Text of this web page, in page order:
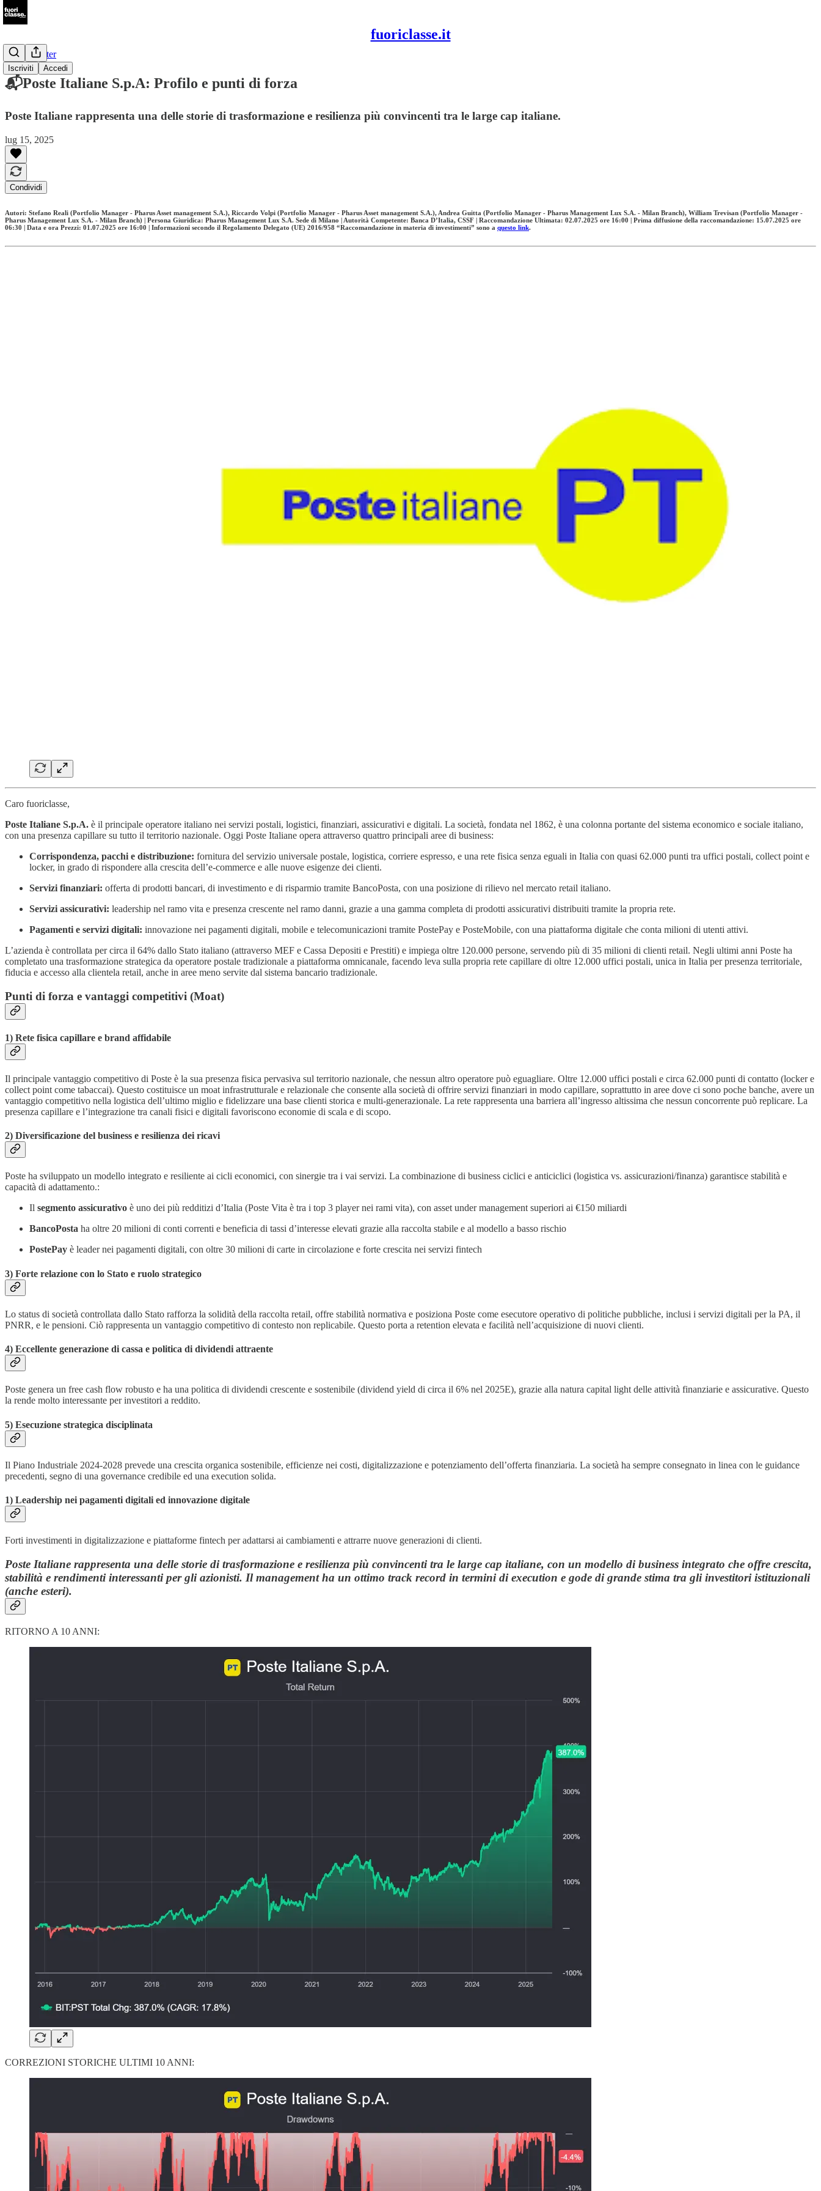
fuoriclasse.it
Iscriviti Accedi
📩Newsletter
📬Poste Italiane S.p.A: Profilo e punti di forza
Poste Italiane rappresenta una delle storie di trasformazione e resilienza più convincenti tra le large cap italiane.
lug 15, 2025
Condividi
Autori: Stefano Reali (Portfolio Manager - Pharus Asset management S.A.), Riccardo Volpi (Portfolio Manager - Pharus Asset management S.A.), Andrea Guitta (Portfolio Manager - Pharus Management Lux S.A. - Milan Branch), William Trevisan (Portfolio Manager -
Pharus Management Lux S.A. - Milan Branch) | Persona Giuridica: Pharus Management Lux S.A. Sede di Milano | Autorità Competente: Banca D’Italia, CSSF | Raccomandazione Ultimata: 02.07.2025 ore 16:00 | Prima diffusione della raccomandazione: 15.07.2025 ore
06:30 | Data e ora Prezzi: 01.07.2025 ore 16:00 | Informazioni secondo il Regolamento Delegato (UE) 2016/958 “Raccomandazione in materia di investimenti” sono a questo link.
Caro fuoriclasse,
Poste Italiane S.p.A. è il principale operatore italiano nei servizi postali, logistici, finanziari, assicurativi e digitali. La società, fondata nel 1862, è una colonna portante del sistema economico e sociale italiano,
con una presenza capillare su tutto il territorio nazionale. Oggi Poste Italiane opera attraverso quattro principali aree di business:
Corrispondenza, pacchi e distribuzione: fornitura del servizio universale postale, logistica, corriere espresso, e una rete fisica senza eguali in Italia con quasi 62.000 punti tra uffici postali, collect point e
locker, in grado di rispondere alla crescita dell’e-commerce e alle nuove esigenze dei clienti.
Servizi finanziari: offerta di prodotti bancari, di investimento e di risparmio tramite BancoPosta, con una posizione di rilievo nel mercato retail italiano.
Servizi assicurativi: leadership nel ramo vita e presenza crescente nel ramo danni, grazie a una gamma completa di prodotti assicurativi distribuiti tramite la propria rete.
Pagamenti e servizi digitali: innovazione nei pagamenti digitali, mobile e telecomunicazioni tramite PostePay e PosteMobile, con una piattaforma digitale che conta milioni di utenti attivi.
L’azienda è controllata per circa il 64% dallo Stato italiano (attraverso MEF e Cassa Depositi e Prestiti) e impiega oltre 120.000 persone, servendo più di 35 milioni di clienti retail. Negli ultimi anni Poste ha
completato una trasformazione strategica da operatore postale tradizionale a piattaforma omnicanale, facendo leva sulla propria rete capillare di oltre 12.000 uffici postali, unica in Italia per presenza territoriale,
fiducia e accesso alla clientela retail, anche in aree meno servite dal sistema bancario tradizionale.
Punti di forza e vantaggi competitivi (Moat)
1) Rete fisica capillare e brand affidabile
Il principale vantaggio competitivo di Poste è la sua presenza fisica pervasiva sul territorio nazionale, che nessun altro operatore può eguagliare. Oltre 12.000 uffici postali e circa 62.000 punti di contatto (locker e
collect point come tabaccai). Questo costituisce un moat infrastrutturale e relazionale che consente alla società di offrire servizi finanziari in modo capillare, soprattutto in aree dove ci sono poche banche, avere un
vantaggio competitivo nella logistica dell’ultimo miglio e fidelizzare una base clienti storica e multi-generazionale. La rete rappresenta una barriera all’ingresso altissima che nessun concorrente può replicare. La
presenza capillare e l’integrazione tra canali fisici e digitali favoriscono economie di scala e di scopo.
2) Diversificazione del business e resilienza dei ricavi
Poste ha sviluppato un modello integrato e resiliente ai cicli economici, con sinergie tra i vai servizi. La combinazione di business ciclici e anticiclici (logistica vs. assicurazioni/finanza) garantisce stabilità e
capacità di adattamento.:
Il segmento assicurativo è uno dei più redditizi d’Italia (Poste Vita è tra i top 3 player nei rami vita), con asset under management superiori ai €150 miliardi
BancoPosta ha oltre 20 milioni di conti correnti e beneficia di tassi d’interesse elevati grazie alla raccolta stabile e al modello a basso rischio
PostePay è leader nei pagamenti digitali, con oltre 30 milioni di carte in circolazione e forte crescita nei servizi fintech
3) Forte relazione con lo Stato e ruolo strategico
Lo status di società controllata dallo Stato rafforza la solidità della raccolta retail, offre stabilità normativa e posiziona Poste come esecutore operativo di politiche pubbliche, inclusi i servizi digitali per la PA, il
PNRR, e le pensioni. Ciò rappresenta un vantaggio competitivo di contesto non replicabile. Questo porta a retention elevata e facilità nell’acquisizione di nuovi clienti.
4) Eccellente generazione di cassa e politica di dividendi attraente
Poste genera un free cash flow robusto e ha una politica di dividendi crescente e sostenibile (dividend yield di circa il 6% nel 2025E), grazie alla natura capital light delle attività finanziarie e assicurative. Questo
la rende molto interessante per investitori a reddito.
5) Esecuzione strategica disciplinata
Il Piano Industriale 2024-2028 prevede una crescita organica sostenibile, efficienze nei costi, digitalizzazione e potenziamento dell’offerta finanziaria. La società ha sempre consegnato in linea con le guidance
precedenti, segno di una governance credibile ed una execution solida.
1) Leadership nei pagamenti digitali ed innovazione digitale
Forti investimenti in digitalizzazione e piattaforme fintech per adattarsi ai cambiamenti e attrarre nuove generazioni di clienti.
Poste Italiane rappresenta una delle storie di trasformazione e resilienza più convincenti tra le large cap italiane, con un modello di business integrato che offre crescita,
stabilità e rendimenti interessanti per gli azionisti. Il management ha un ottimo track record in termini di execution e gode di grande stima tra gli investitori istituzionali
(anche esteri).
RITORNO A 10 ANNI:
CORREZIONI STORICHE ULTIMI 10 ANNI: